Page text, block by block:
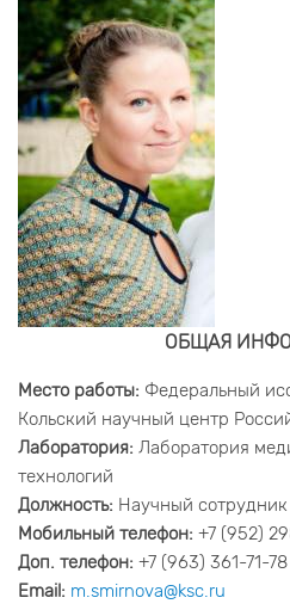
ОБЩАЯ
Место работы: Федеральный
Кольский научный центр
Лаборатория: Лаборатория
технологий
Должность: Научный сотрудник
Мобильный телефон: +7 (952)
Доп. телефон: +7 (963) 361-71-78
Email: m.smirnova@ksc.ru